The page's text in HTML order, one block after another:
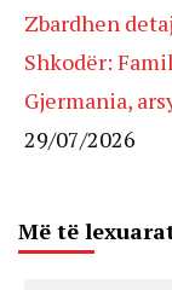
Zbardhen
Shkodër:
Gjermania,
29/07/2026
Më të